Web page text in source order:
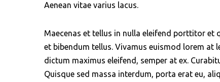
Aenean vitae varius lacus.
Maecenas et tellus in nulla eleifend porttitor et
et bibendum tellus. Vivamus euismod lorem at
dictum maximus eleifend, semper at ex.
Quisque sed massa interdum, porta erat eu,